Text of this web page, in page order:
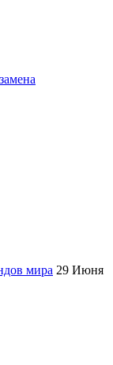
мира 29 Июня